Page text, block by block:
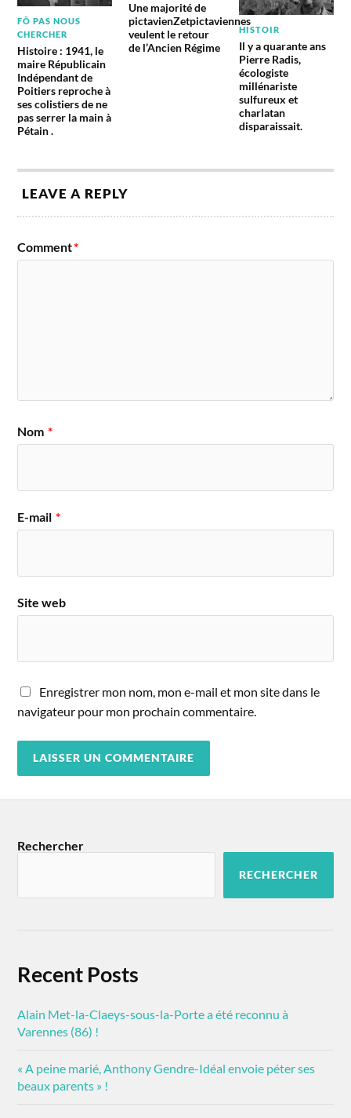
FÔ PAS NOUS
CHERCHER
Histoire : 1941, le
maire Républicain
Indépendant de
Poitiers reproche à
ses colistiers de ne
pas serrer la main à
Pétain .
Une majorité de
pictavienZetpictaviennes
veulent le retour
de l’Ancien Régime
HISTOIR
Il y a quarante ans
Pierre Radis,
écologiste
millénariste
sulfureux et
charlatan
disparaissait.
LEAVE A REPLY
Comment*
Nom *
E-mail *
Site web
Enregistrer mon nom, mon e-mail et mon site dans le
navigateur pour mon prochain commentaire.
Rechercher
RECHERCHER
Recent Posts
Alain Met-la-Claeys-sous-la-Porte a été reconnu à
Varennes (86) !
« A peine marié, Anthony Gendre-Idéal envoie péter ses
beaux parents » !